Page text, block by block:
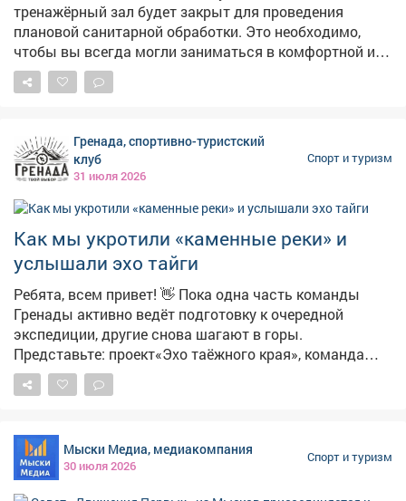
тренажёрный зал будет закрыт для проведения
плановой санитарной обработки. Это необходимо,
чтобы вы всегда могли заниматься в комфортной и
безопасной обстановке. Будем рады видеть вас после
14:00! Спасибо за понимание.
Гренада, спортивно-туристский
клуб
31 июля 2026
Спорт и туризм
Как мы укротили «каменные реки» и
услышали эхо тайги
Ребята, всем привет! 👋 Пока одна часть команды
Гренады активно ведёт подготовку к очередной
экспедиции, другие снова шагают в горы.
Представьте: проект«Эхо таёжного края», команда
отважных юных туристов под присмотром настоящих
гуру-походников Ертышовой С.В. и Стригунова С В.и
Казыр- мощная, полноводная артерия, самый
крупный приток Томи, и её своенравный сосед -
речкаСургас. Места там просто дух захватывают! 🏔️
Это вам не по парку прогуляться. Мы прошли около60
Мыски Медиа, медиакомпания
30 июля 2026
Спорт и туризм